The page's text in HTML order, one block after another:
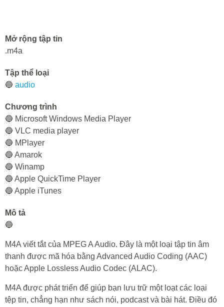
Mở rộng tập tin
.m4a
Tập thể loại
🔵 audio
Chương trình
🔵 Microsoft Windows Media Player
🔵 VLC media player
🔵 MPlayer
🔵 Amarok
🔵 Winamp
🔵 Apple QuickTime Player
🔵 Apple iTunes
Mô tả
🔵
M4A viết tắt của MPEG A Audio. Đây là một loại tập tin âm
thanh được mã hóa bằng Advanced Audio Coding (AAC)
hoặc Apple Lossless Audio Codec (ALAC).
M4A được phát triển để giúp bạn lưu trữ một loạt các loại
tệp tin, chẳng hạn như sách nói, podcast và bài hát. Điều đó